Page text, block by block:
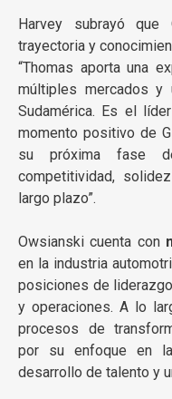
Harvey subrayó
trayectoria y
“Thomas aporta una
múltiples mercados y
Sudamérica. Es el
momento positivo de
su próxima fase
competitividad,
largo plazo”.
Owsianski cuenta con
en la industria
posiciones de
y operaciones. A lo
procesos de
por su enfoque en la
desarrollo de talento y